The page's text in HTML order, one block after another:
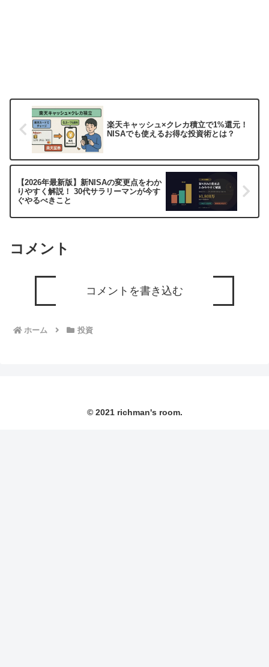
楽天キャッシュ×クレカ積立で1%還元！
NISAでも使えるお得な投資術とは？
【2026年最新版】新NISAの変更点をわか
りやすく解説！ 30代サラリーマンが今す
ぐやるべきこと
コメント
コメントを書き込む
ホーム 投資
© 2021 richman's room.